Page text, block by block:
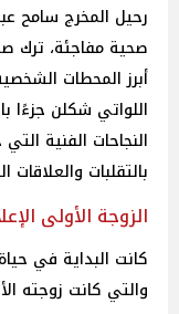
رحيل المخرج سامح
صحية مفاجئة، ترك
أبرز المحطات
اللواتي شكلن جزءًا
النجاحات الفنية
بالتقلبات
الزوجة الأولى
كانت البداية في
والتي كانت زوجته